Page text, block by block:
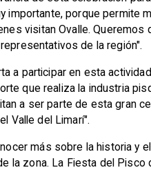
porque permite
visitan Ovalle.
de la región".
a participar en esta
que realiza la industria
a ser parte de esta gran
Valle del Limarí".
más sobre la historia y
la zona. La Fiesta del Pisco